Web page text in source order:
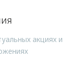
акциях и